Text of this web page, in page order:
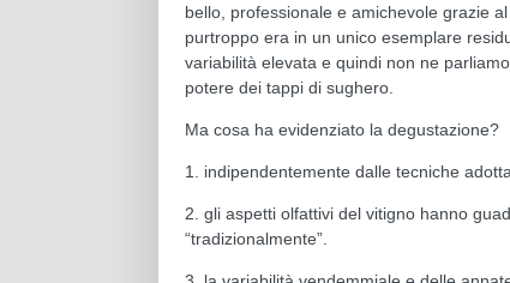
bello, professionale e amichevole grazie
purtroppo era in un unico esemplare
variabilità elevata e quindi non ne
potere dei tappi di sughero.
Ma cosa ha evidenziato la degustazione?
1. indipendentemente dalle tecniche
2. gli aspetti olfattivi del vitigno hanno
“tradizionalmente”.